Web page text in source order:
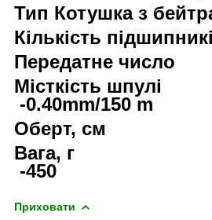
Тип Котушка з
Кількість
Передатне
Місткість
-0.40mm/150 m
Оберт,
Вага,
-450
Приховати